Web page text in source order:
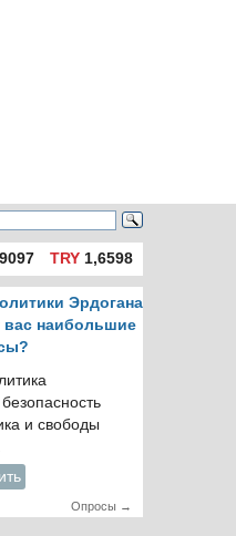
TRY1,6598
Эрдогана
вас наибольшие
и свободы
Опросы →